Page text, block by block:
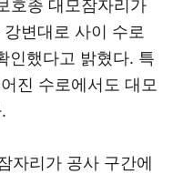
호종 대모잠자리가
변대로 사이 수로
인했다고 밝혔다. 특
진 수로에서도 대모
자리가 공사 구간에